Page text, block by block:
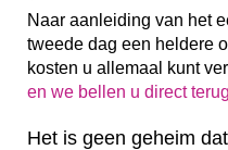
Naar aanleiding van het
tweede dag een heldere
kosten u allemaal kunt
en we bellen u direct terug
Het is geen geheim